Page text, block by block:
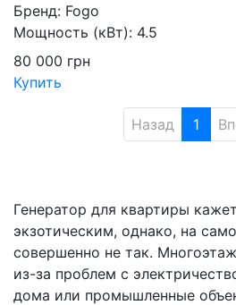
Бренд: Fogo
Мощность (кВт): 4.5
80 000 грн
Купить
Назад 1
Генератор для квартиры
экзотическим, однако, на
совершенно не так.
из-за проблем с
дома или промышленные